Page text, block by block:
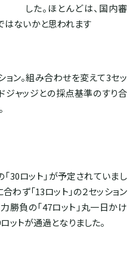
した。ほとんどは、国内審
はないかと思われます
ョン。組み合わせを変えて3セッ
ジャッジとの採点基準のすり合
30ロット」が予定されていまし
わず「13ロット」の２セッション
勝負の「47ロット」丸一日かけ
ットが通過となりました。